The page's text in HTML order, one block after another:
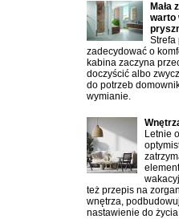
Mała
warto
Strefa
zadecydować o
kabina zaczyna
doczyścić albo
do potrzeb
wymianie.
Letnie
też przepis na
wnętrza,
nastawienie do życia